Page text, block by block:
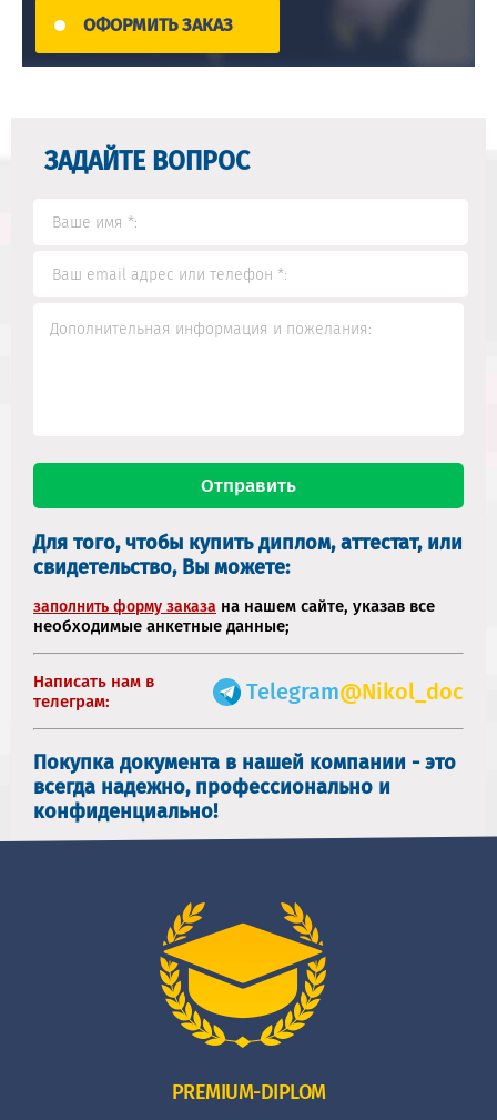
ОФОРМИТЬ ЗАКАЗ
ЗАДАЙТЕ ВОПРОС
Для того, чтобы купить диплом, аттестат, или
свидетельство, Вы можете:
заполнить форму заказа на нашем сайте, указав все
необходимые анкетные данные;
Написать нам в
телеграм:
Telegram@Nikol_doc
Покупка документа в нашей компании - это
всегда надежно, профессионально и
конфиденциально!
PREMIUM-DIPLOM